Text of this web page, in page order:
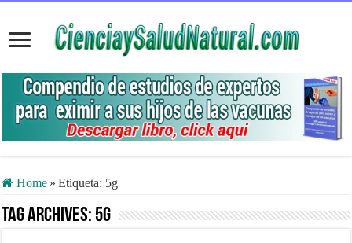
Home » Etiqueta: 5g
Tag Archives: 5g